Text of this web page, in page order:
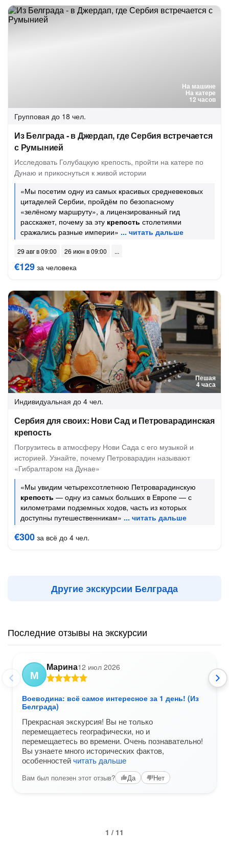
На машине
На катере
12 часов
Групповая до 18 чел.
Из Белграда - в Джердап, где Сербия встречается
с Румынией
Исследовать Голубацкую крепость, пройти на катере по
Дунаю и прикоснуться к живой истории
«Мы посетим одну из самых красивых средневековых
цитаделей Сербии, пройдём по безопасному
«зелёному маршруту», а лицензированный гид
расскажет, почему за эту крепость столетиями
сражались разные империи»
29 авг в 09:00 26 июн в 09:00
€129 за человека
Пешая
4 часа
Индивидуальная до 4 чел.
Сербия для своих: Нови Сад и Петроварадинская
крепость
Погрузитесь в атмосферу Нови Сада с его музыкой и
историей. Узнайте, почему Петроварадин называют
«Гибралтаром на Дунае»
«Мы увидим четырехсотлетнюю Петроварадинскую
крепость — одну из самых больших в Европе — с
километрами подземных ходов, часть из которых
доступны путешественникам»
€300 за всё до 4 чел.
Другие экскурсии Белграда
Последние отзывы на экскурсии
М
Марина12 июл 2026
Воеводина: всё самое интересное за 1 день! (Из
Белграда)
Прекрасная экскурсия! Вы не только
перемещаетесь географически, но и
перемещаетесь во времени. Очень познавательно!
Вы узнаете много исторических фактов,
особенностейчитать дальше
Вам был полезен этот отзыв? Да Нет
1 / 11